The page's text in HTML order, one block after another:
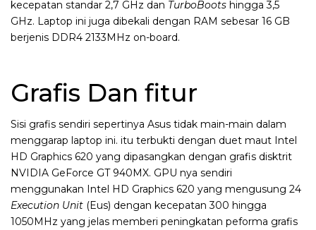
kecepatan standar 2,7 GHz dan TurboBoots hingga 3,5
GHz. Laptop ini juga dibekali dengan RAM sebesar 16 GB
berjenis DDR4 2133MHz on-board.
Grafis Dan fitur
Sisi grafis sendiri sepertinya Asus tidak main-main dalam
menggarap laptop ini. itu terbukti dengan duet maut Intel
HD Graphics 620 yang dipasangkan dengan grafis disktrit
NVIDIA GeForce GT 940MX. GPU nya sendiri
menggunakan Intel HD Graphics 620 yang mengusung 24
Execution Unit (Eus) dengan kecepatan 300 hingga
1050MHz yang jelas memberi peningkatan peforma grafis